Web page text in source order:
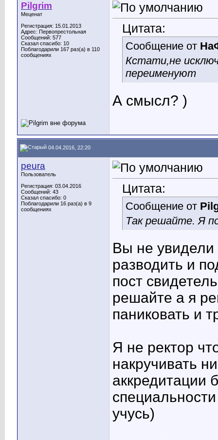
Pilgrim
Меценат
Регистрация: 15.01.2013
Адрес: Первопрестольная
Сообщений: 577
Сказал спасибо: 10
Поблагодарили 167 раз(а) в 110
сообщениях
Цитата:
Сообщение от
Кстати,не
переименуют
А смысл? )
04.04.2016, 22:20
peura
Пользователь
Регистрация: 03.04.2016
Сообщений: 43
Сказал спасибо: 0
Поблагодарили 16 раз(а) в 9
сообщениях
Цитата:
Сообщение от
Так решайте. Я
Вы не увидели
разводить и
пост
решайте а я
паниковать и
Я не ректор
накручивать
аккредитации
учусь)